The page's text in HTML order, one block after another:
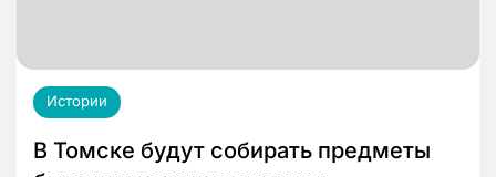
Истории
В Томске будут собирать предметы